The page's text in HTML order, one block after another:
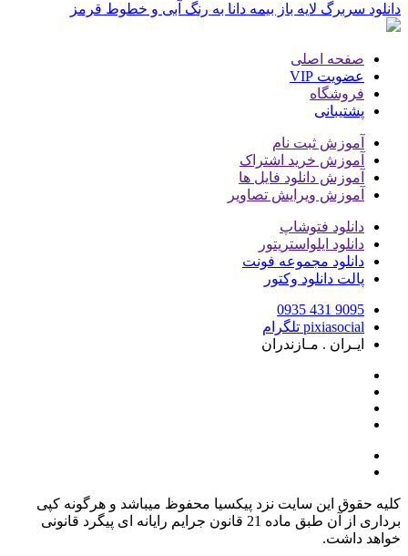
دانلود سربرگ لایه باز بیمه دانا به رنگ آبی و خطوط قرمز
صفحه اصلی
عضویت VIP
فروشگاه
پشتیبانی
آموزش ثبت نام
آموزش خرید اشتراک
آموزش دانلود فایل ها
آموزش ویرایش تصاویر
دانلود فتوشاپ
دانلود ایلواستریتور
دانلود مجموعه فونت
پالت دانلود وکتور
9095 431 0935
pixiasocial تلگرام
ایـران . مـازندران
کلیه حقوق این سایت نزد پیکسیا محفوظ میباشد و هرگونه کپی
برداری از آن طبق ماده 21 قانون جرایم رایانه ای پیگرد قانونی
خواهد داشت.